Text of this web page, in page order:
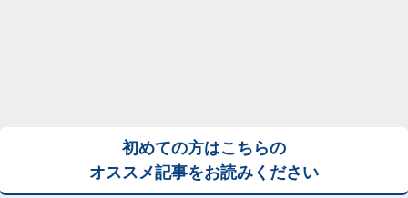
初めての方はこちらの
オススメ記事をお読みください